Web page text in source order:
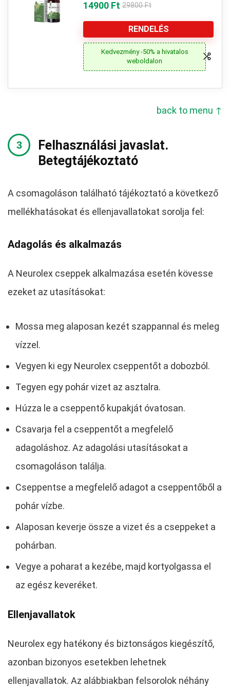
14900 Ft 29800 Ft
RENDELÉS
Kedvezmény -50% a hivatalos
weboldalon
back to menu ↑
Felhasználási javaslat.
Betegtájékoztató
A csomagoláson található tájékoztató a következő
mellékhatásokat és ellenjavallatokat sorolja fel:
Adagolás és alkalmazás
A Neurolex cseppek alkalmazása esetén kövesse
ezeket az utasításokat:
Mossa meg alaposan kezét szappannal és meleg
vízzel.
Vegyen ki egy Neurolex cseppentőt a dobozból.
Tegyen egy pohár vizet az asztalra.
Húzza le a cseppentő kupakját óvatosan.
Csavarja fel a cseppentőt a megfelelő
adagoláshoz. Az adagolási utasításokat a
csomagoláson találja.
Cseppentse a megfelelő adagot a cseppentőből a
pohár vízbe.
Alaposan keverje össze a vizet és a cseppeket a
pohárban.
Vegye a poharat a kezébe, majd kortyolgassa el
az egész keveréket.
Ellenjavallatok
Neurolex egy hatékony és biztonságos kiegészítő,
azonban bizonyos esetekben lehetnek
ellenjavallatok. Az alábbiakban felsorolok néhány